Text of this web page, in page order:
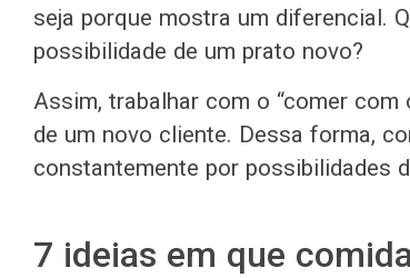
seja porque mostra um diferencial.
possibilidade de um prato novo?
Assim, trabalhar com o “comer
de um novo cliente. Dessa forma,
constantemente por possibilidades
7 ideias em que